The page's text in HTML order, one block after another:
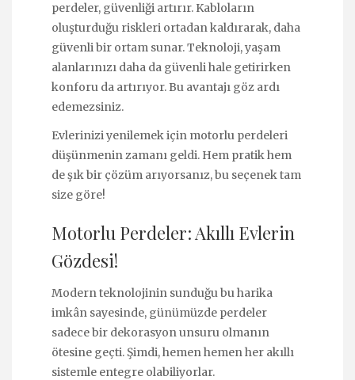
perdeler, güvenliği artırır. Kabloların
oluşturduğu riskleri ortadan kaldırarak, daha
güvenli bir ortam sunar. Teknoloji, yaşam
alanlarınızı daha da güvenli hale getirirken
konforu da artırıyor. Bu avantajı göz ardı
edemezsiniz.
Evlerinizi yenilemek için motorlu perdeleri
düşünmenin zamanı geldi. Hem pratik hem
de şık bir çözüm arıyorsanız, bu seçenek tam
size göre!
Motorlu Perdeler: Akıllı Evlerin
Gözdesi!
Modern teknolojinin sunduğu bu harika
imkân sayesinde, günümüzde perdeler
sadece bir dekorasyon unsuru olmanın
ötesine geçti. Şimdi, hemen hemen her akıllı
sistemle entegre olabiliyorlar.